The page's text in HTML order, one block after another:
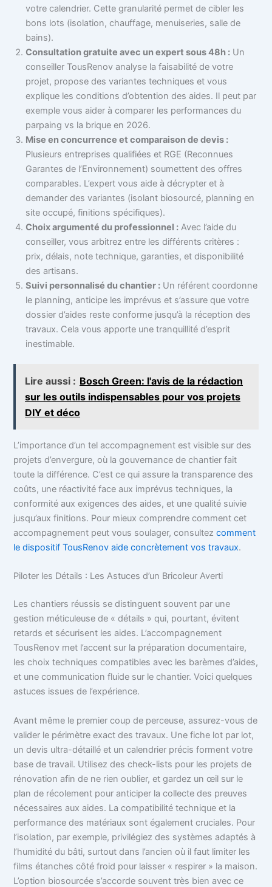
votre calendrier. Cette granularité permet de cibler les
bons lots (isolation, chauffage, menuiseries, salle de
bains).
Consultation gratuite avec un expert sous 48h : Un
conseiller TousRenov analyse la faisabilité de votre
projet, propose des variantes techniques et vous
explique les conditions d’obtention des aides. Il peut par
exemple vous aider à comparer les performances du
parpaing vs la brique en 2026.
Mise en concurrence et comparaison de devis :
Plusieurs entreprises qualifiées et RGE (Reconnues
Garantes de l’Environnement) soumettent des offres
comparables. L’expert vous aide à décrypter et à
demander des variantes (isolant biosourcé, planning en
site occupé, finitions spécifiques).
Choix argumenté du professionnel : Avec l’aide du
conseiller, vous arbitrez entre les différents critères :
prix, délais, note technique, garanties, et disponibilité
des artisans.
Suivi personnalisé du chantier : Un référent coordonne
le planning, anticipe les imprévus et s’assure que votre
dossier d’aides reste conforme jusqu’à la réception des
travaux. Cela vous apporte une tranquillité d’esprit
inestimable.
Lire aussi : Bosch Green: l'avis de la rédaction
sur les outils indispensables pour vos projets
DIY et déco
L’importance d’un tel accompagnement est visible sur des
projets d’envergure, où la gouvernance de chantier fait
toute la différence. C’est ce qui assure la transparence des
coûts, une réactivité face aux imprévus techniques, la
conformité aux exigences des aides, et une qualité suivie
jusqu’aux finitions. Pour mieux comprendre comment cet
accompagnement peut vous soulager, consultezcomment
le dispositif TousRenov aide concrètement vos travaux.
Piloter les Détails : Les Astuces d’un Bricoleur Averti
Les chantiers réussis se distinguent souvent par une
gestion méticuleuse de « détails » qui, pourtant, évitent
retards et sécurisent les aides. L’accompagnement
TousRenov met l’accent sur la préparation documentaire,
les choix techniques compatibles avec les barèmes d’aides,
et une communication fluide sur le chantier. Voici quelques
astuces issues de l’expérience.
Avant même le premier coup de perceuse, assurez-vous de
valider le périmètre exact des travaux. Une fiche lot par lot,
un devis ultra-détaillé et un calendrier précis forment votre
base de travail. Utilisez des check-lists pour les projets de
rénovation afin de ne rien oublier, et gardez un œil sur le
plan de récolement pour anticiper la collecte des preuves
nécessaires aux aides. La compatibilité technique et la
performance des matériaux sont également cruciales. Pour
l’isolation, par exemple, privilégiez des systèmes adaptés à
l’humidité du bâti, surtout dans l’ancien où il faut limiter les
films étanches côté froid pour laisser « respirer » la maison.
L’option biosourcée s’accorde souvent très bien avec ce